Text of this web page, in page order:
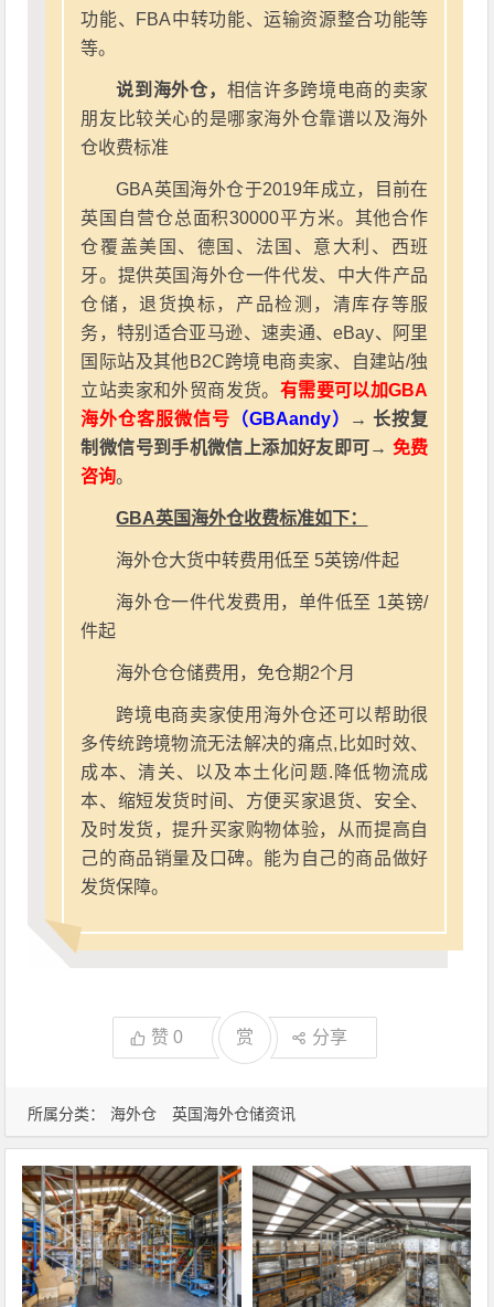
所属分类： 海外仓 英国海外仓储资讯
功能、FBA中转功能、运输资源整合功能等
等。
说到海外仓， 相信许多跨境电商的卖家
朋友比较关心的是哪家海外仓靠谱以及海外
仓收费标准
GBA英国海外仓于2019年成立，目前在
英国自营仓总面积30000平方米。其他合作
仓覆盖美国、德国、法国、意大利、西班
牙。提供英国海外仓一件代发、中大件产品
仓储，退货换标，产品检测，清库存等服
务，特别适合亚马逊、速卖通、eBay、阿里
国际站及其他B2C跨境电商卖家、自建站/独
立站卖家和外贸商发货。 有需要可以加GBA
海外仓客服微信号 （GBAandy）
→ 长按复
制微信号到手机微信上添加好友即可→ 免费
咨询。
GBA英国海外仓收费标准如下：
海外仓大货中转费用低至 5英镑/件起
海外仓一件代发费用，单件低至 1英镑/
件起
海外仓仓储费用，免仓期2个月
跨境电商卖家使用海外仓还可以帮助很
多传统跨境物流无法解决的痛点,比如时效、
成本、清关、以及本土化问题.降低物流成
本、缩短发货时间、方便买家退货、安全、
及时发货，提升买家购物体验，从而提高自
己的商品销量及口碑。能为自己的商品做好
发货保障。
赞0 赏 分享